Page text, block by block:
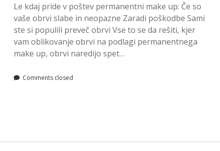
Le kdaj pride v poštev permanentni make up: Če so
vaše obrvi slabe in neopazne Zaradi poškodbe Sami
ste si populili preveč obrvi Vse to se da rešiti, kjer
vam oblikovanje obrvi na podlagi permanentnega
make up, obrvi naredijo spet…
Comments closed